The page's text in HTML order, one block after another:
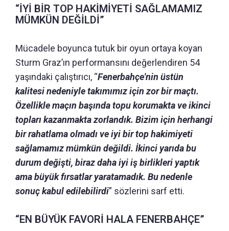
“İYİ BİR TOP HAKİMİYETİ SAĞLAMAMIZ
MÜMKÜN DEĞİLDİ”
Mücadele boyunca tutuk bir oyun ortaya koyan
Sturm Graz’ın performansını değerlendiren 54
yaşındaki çalıştırıcı, “Fenerbahçe'nin üstün
kalitesi nedeniyle takımımız için zor bir maçtı.
Özellikle maçın başında topu korumakta ve ikinci
topları kazanmakta zorlandık. Bizim için herhangi
bir rahatlama olmadı ve iyi bir top hakimiyeti
sağlamamız mümkün değildi. İkinci yarıda bu
durum değişti, biraz daha iyi iş birlikleri yaptık
ama büyük fırsatlar yaratamadık. Bu nedenle
sonuç kabul edilebilirdi” sözlerini sarf etti.
“EN BÜYÜK FAVORİ HALA FENERBAHÇE”